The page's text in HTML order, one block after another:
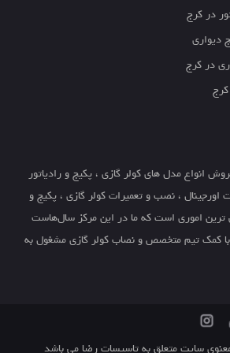
در کرج
دیواری
در کرج
انواع مدل های کولر گازی ، پکیج و رادیاتور
، نصب و تعمیرات کولر گازی ، پکیج و
ترین اموری است که ما در این مرکز سال‌هاست
کمک تیم متخصص و نصاب کولر گازی مشغول به
سایت متعلق به تاسیسات رضا می باشد